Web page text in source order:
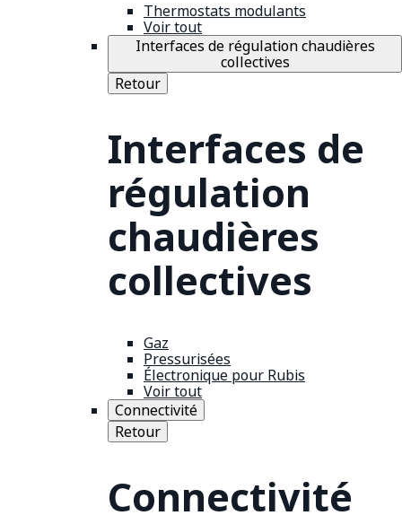
Thermostats modulants
Voir tout
Interfaces de régulation chaudières
collectives
Retour
Interfaces de
régulation
chaudières
collectives
Gaz
Pressurisées
Électronique pour Rubis
Voir tout
Connectivité
Retour
Connectivité